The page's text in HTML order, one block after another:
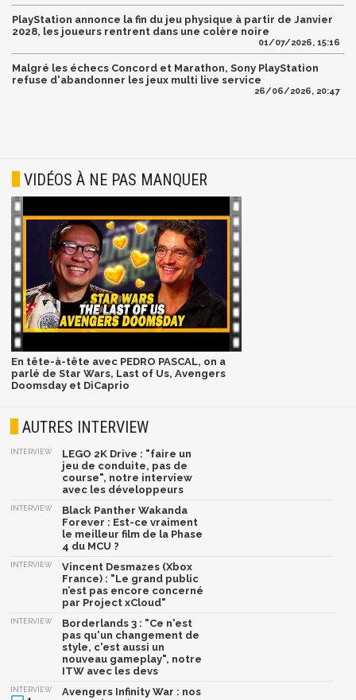
PlayStation annonce la fin du jeu physique à partir de Janvier
2028, les joueurs rentrent dans une colère noire
01/07/2026, 15:16
Malgré les échecs Concord et Marathon, Sony PlayStation
refuse d'abandonner les jeux multi live service
26/06/2026, 20:47
VIDÉOS À NE PAS MANQUER
En tête-à-tête avec PEDRO PASCAL, on a
parlé de Star Wars, Last of Us, Avengers
Doomsday et DiCaprio
AUTRES INTERVIEW
INTERVIEW
LEGO 2K Drive : "faire un
jeu de conduite, pas de
course", notre interview
avec les développeurs
INTERVIEW
Black Panther Wakanda
Forever : Est-ce vraiment
le meilleur film de la Phase
4 du MCU ?
INTERVIEW
Vincent Desmazes (Xbox
France) : "Le grand public
n’est pas encore concerné
par Project xCloud"
INTERVIEW
Borderlands 3 : "Ce n'est
pas qu'un changement de
style, c'est aussi un
nouveau gameplay", notre
ITW avec les devs
INTERVIEW
Avengers Infinity War : nos